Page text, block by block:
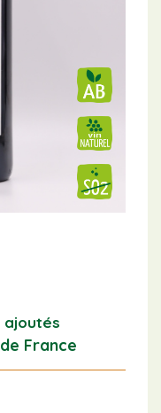
ajoutés
France